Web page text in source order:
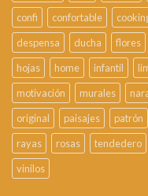
confi
confortable
despensa
ducha flores
hojas
home infantil
motivación
murales
original
paisajes patrón
rayas
rosas tendedero
vinilos